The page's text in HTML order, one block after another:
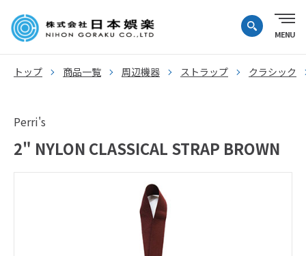
トップ 商品一覧 周辺機器 ストラップ クラシック
Perri's
2" NYLON CLASSICAL STRAP BROWN